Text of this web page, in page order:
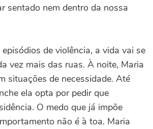
sentado nem dentro da nossa
de violência, a vida vai se
vez mais das ruas. À noite, Maria
situações de necessidade. Até
ela opta por pedir que
O medo que já impõe
não é à toa. Maria